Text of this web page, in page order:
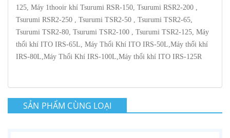
125, Máy 1thooir khí Tsurumi RSR-150, Tsurumi RSR2-200 ,
Tsurumi RSR2-250 , Tsurumi TSR2-50 , Tsurumi TSR2-65,
Tsurumi TSR2-80, Tsurumi TSR2-100 , Tsurumi TSR2-125, Máy
thổi khí ITO IRS-65L, Máy Thổi Khí ITO IRS-50L,Máy thổi khí
IRS-80L,Máy Thổi Khí IRS-100L,Máy thổi khí ITO IRS-125R
SẢN PHẨM CÙNG LOẠI